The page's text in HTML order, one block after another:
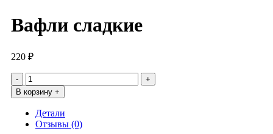
Вафли сладкие
220 ₽
Количество
товара
Вафли
сладкие
В корзину +
Детали
Отзывы (0)